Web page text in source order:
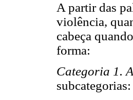
A partir das
violência,
cabeça
forma:
Categoria 1.